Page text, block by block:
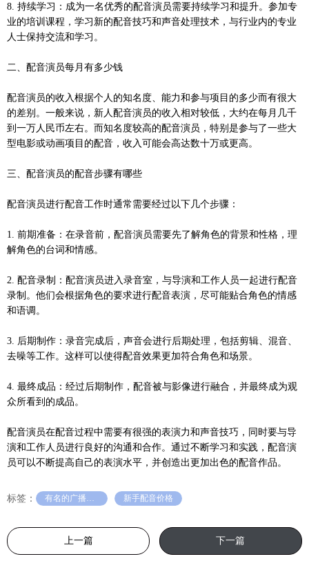
8. 持续学习：成为一名优秀的配音演员需要持续学习和提升。参加专
业的培训课程，学习新的配音技巧和声音处理技术，与行业内的专业
人士保持交流和学习。
二、配音演员每月有多少钱
配音演员的收入根据个人的知名度、能力和参与项目的多少而有很大
的差别。一般来说，新人配音演员的收入相对较低，大约在每月几千
到一万人民币左右。而知名度较高的配音演员，特别是参与了一些大
型电影或动画项目的配音，收入可能会高达数十万或更高。
三、配音演员的配音步骤有哪些
配音演员进行配音工作时通常需要经过以下几个步骤：
1. 前期准备：在录音前，配音演员需要先了解角色的背景和性格，理
解角色的台词和情感。
2. 配音录制：配音演员进入录音室，与导演和工作人员一起进行配音
录制。他们会根据角色的要求进行配音表演，尽可能贴合角色的情感
和语调。
3. 后期制作：录音完成后，声音会进行后期处理，包括剪辑、混音、
去噪等工作。这样可以使得配音效果更加符合角色和场景。
4. 最终成品：经过后期制作，配音被与影像进行融合，并最终成为观
众所看到的成品。
配音演员在配音过程中需要有很强的表演力和声音技巧，同时要与导
演和工作人员进行良好的沟通和合作。通过不断学习和实践，配音演
员可以不断提高自己的表演水平，并创造出更加出色的配音作品。
标签： 新手配音价格
上一篇 下一篇